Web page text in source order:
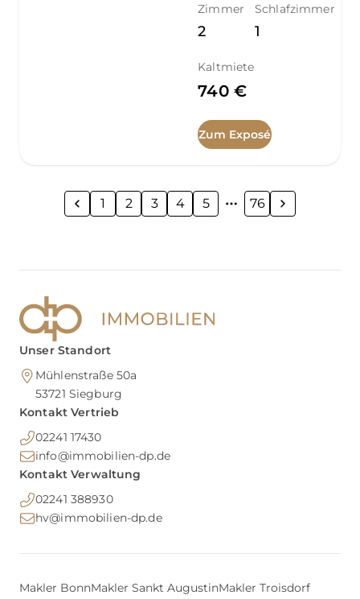
Zimmer
2
Schlafzimmer
1
Kaltmiete
740 €
Zum Exposé
1 2 3 4 5 76
Unser Standort
Mühlenstraße 50a
53721 Siegburg
Kontakt Vertrieb
02241 17430
info@immobilien-dp.de
Kontakt Verwaltung
02241 388930
hv@immobilien-dp.de
Makler BonnMakler Sankt AugustinMakler Troisdorf